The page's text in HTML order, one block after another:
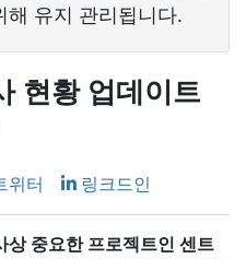
해 유지 관리됩니다.
현황 업데이트
위터 링크드인
상 중요한 프로젝트인 센트